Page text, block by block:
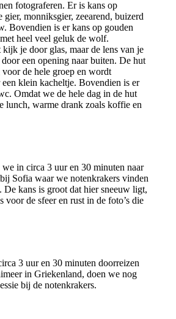
fotograferen. Er is kans op
gier, monniksgier, zeearend, buizerd
Bovendien is er kans op gouden
heel veel geluk de wolf.
kijk je door glas, maar de lens van je
door een opening naar buiten. De hut
voor de hele groep en wordt
klein kacheltje. Bovendien is er
Omdat we de hele dag in de hut
lunch, warme drank zoals koffie en
we in circa 3 uur en 30 minuten naar
Sofia waar we notenkrakers vinden
De kans is groot dat hier sneeuw ligt,
voor de sfeer en rust in de foto’s die
3 uur en 30 minuten doorreizen
in Griekenland, doen we nog
bij de notenkrakers.